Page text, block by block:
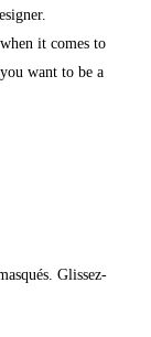
it comes to
want to be a
Glissez-